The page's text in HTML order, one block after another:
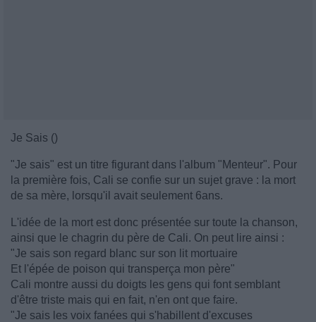
Je Sais ()
"Je sais" est un titre figurant dans l'album "Menteur". Pour
la première fois, Cali se confie sur un sujet grave : la mort
de sa mère, lorsqu'il avait seulement 6ans.
L'idée de la mort est donc présentée sur toute la chanson,
ainsi que le chagrin du père de Cali. On peut lire ainsi :
"Je sais son regard blanc sur son lit mortuaire
Et l'épée de poison qui transperça mon père"
Cali montre aussi du doigts les gens qui font semblant
d'être triste mais qui en fait, n'en ont que faire.
"Je sais les voix fanées qui s'habillent d'excuses